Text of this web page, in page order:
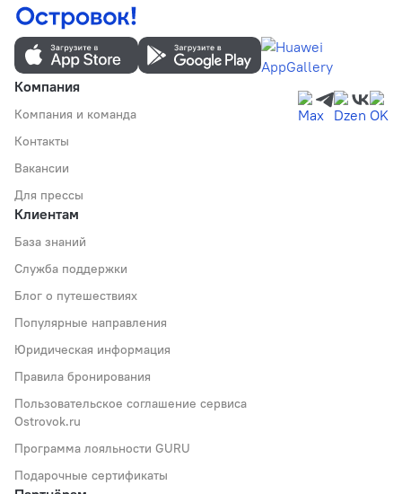
Компания
Компания и команда
Контакты
Вакансии
Для прессы
Клиентам
База знаний
Служба поддержки
Блог о путешествиях
Популярные направления
Юридическая информация
Правила бронирования
Пользовательское соглашение сервиса
Ostrovok.ru
Программа лояльности GURU
Подарочные сертификаты